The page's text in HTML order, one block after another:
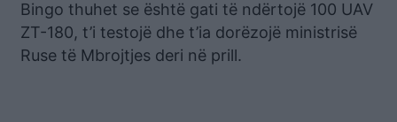
Bingo thuhet se është gati të ndërtojë 100 UAV
ZT-180, t’i testojë dhe t’ia dorëzojë ministrisë
Ruse të Mbrojtjes deri në prill.